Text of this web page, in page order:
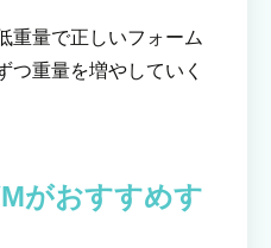
重量で正しいフォーム
つ重量を増やしていく
がおすすめす